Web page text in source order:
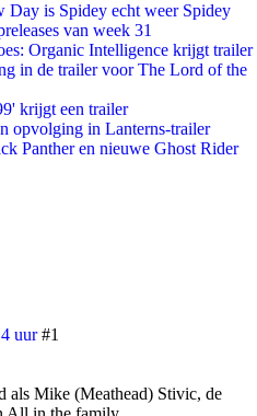
is Spidey echt weer Spidey
van week 31
Organic Intelligence krijgt trailer
in de trailer voor The Lord of the
krijgt een trailer
opvolging in Lanterns-trailer
Panther en nieuwe Ghost Rider
uur #1
als Mike (Meathead) Stivic, de